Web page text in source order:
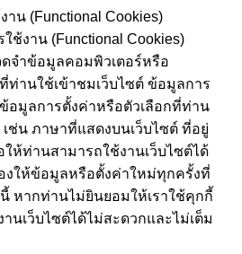
าน (Functional Cookies)
ช้งาน (Functional Cookies)
จำข้อมูลคอมพิวเตอร์หรือ
านใช้เข้าชมเว็บไซต์ ข้อมูลการ
อมูลการตั้งค่าหรือตัวเลือกที่ท่าน
เช่น ภาษาที่แสดงบนเว็บไซต์ ที่อยู่
ห้ท่านสามารถใช้งานเว็บไซต์ได้
งให้ข้อมูลหรือตั้งค่าใหม่ทุกครั้งที่
หากท่านไม่ยินยอมให้เราใช้คุกกี้
นเว็บไซต์ได้ไม่สะดวกและไม่เต็ม